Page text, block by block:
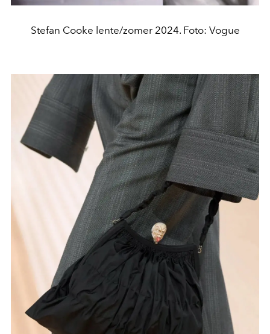
Stefan Cooke lente/zomer 2024. Foto: Vogue